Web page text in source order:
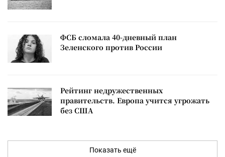
ФСБ сломала 40-дневный план
Зеленского против России
Рейтинг недружественных
правительств. Европа учится угрожать
без США
Показать ещё